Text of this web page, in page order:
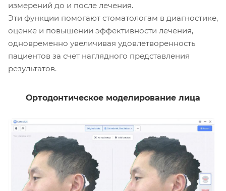
измерений до и после лечения.
Эти функции помогают стоматологам в диагностике,
оценке и повышении эффективности лечения,
одновременно увеличивая удовлетворенность
пациентов за счет наглядного представления
результатов.
Ортодонтическое моделирование лица